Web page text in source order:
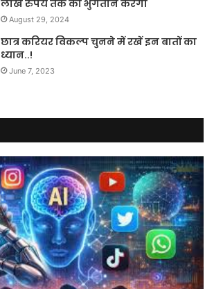
लाख रुपये तक का भुगतान करेगी
August 29, 2024
छात्र करियर विकल्प चुनने में रखें इन बातों का
ध्यान..!
June 7, 2023